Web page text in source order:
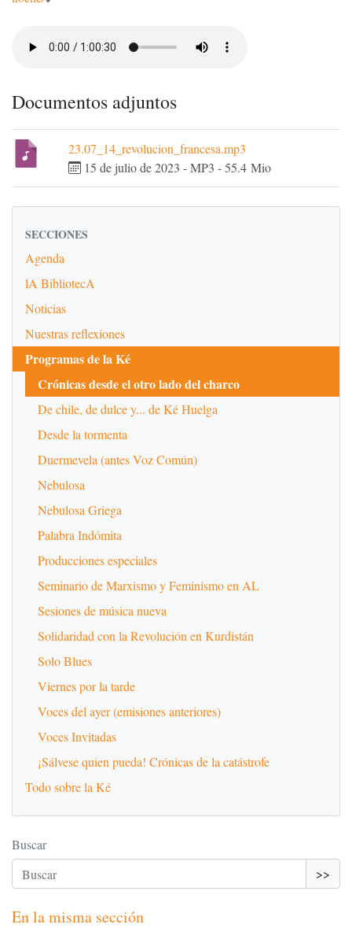
Documentos adjuntos
23.07_14_revolucion_francesa.mp3
15 de julio de 2023 -MP3 -55.4 Mio
SECCIONES
Agenda
lA BibliotecA
Noticias
Nuestras reflexiones
Programas de la Ké
Crónicas desde el otro lado del charco
De chile, de dulce y... de Ké Huelga
Desde la tormenta
Duermevela (antes Voz Común)
Nebulosa
Nebulosa Griega
Palabra Indómita
Producciones especiales
Seminario de Marxismo y Feminismo en AL
Sesiones de música nueva
Solidaridad con la Revolución en Kurdistán
Solo Blues
Viernes por la tarde
Voces del ayer (emisiones anteriores)
Voces Invitadas
¡Sálvese quien pueda! Crónicas de la catástrofe
Todo sobre la Ké
Buscar
>>
En la misma sección